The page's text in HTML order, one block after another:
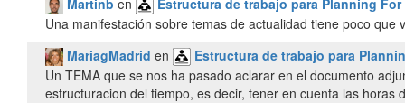
Una manifestación sobre temas de actualidad tiene poco que
MariagMadrid en
Estructura de trabajo para
Un TEMA que se nos ha pasado aclarar en el documento
estructuracion del tiempo, es decir, tener en cuenta las